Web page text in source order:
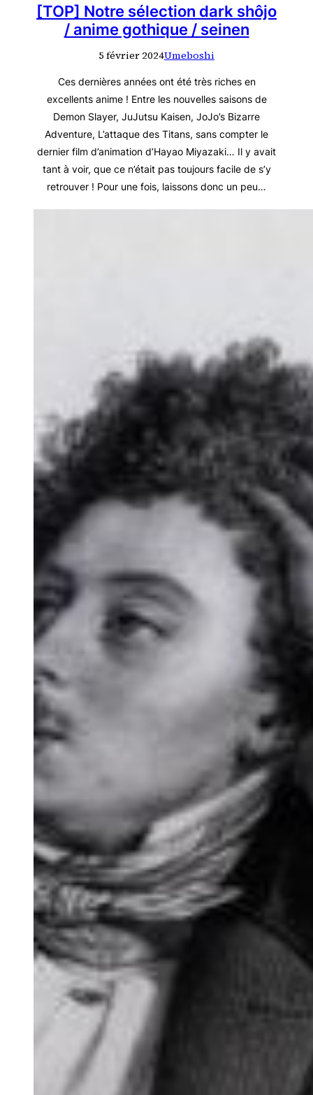
[TOP] Notre sélection dark shôjo
/ anime gothique / seinen
5 février 2024Umeboshi
Ces dernières années ont été très riches en
excellents anime ! Entre les nouvelles saisons de
Demon Slayer, JuJutsu Kaisen, JoJo’s Bizarre
Adventure, L’attaque des Titans, sans compter le
dernier film d’animation d’Hayao Miyazaki… Il y avait
tant à voir, que ce n’était pas toujours facile de s’y
retrouver ! Pour une fois, laissons donc un peu…